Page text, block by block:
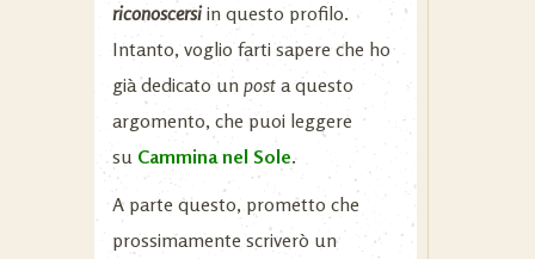
riconoscersiin questo profilo.
Intanto, voglio farti sapere che ho
già dedicato un post a questo
argomento, che puoi leggere
su Cammina nel Sole.
A parte questo, prometto che
prossimamente scriverò un